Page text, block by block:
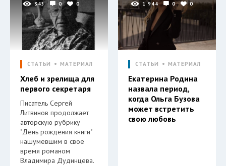
345 0 0
СТАТЬИ МАТЕРИАЛ
Хлеб и зрелища для
первого секретаря
Писатель Сергей
Литвинов продолжает
авторскую рубрику
"День рождения книги"
нашумевшим в свое
время романом
Владимира Дудинцева.
1 944 0 0
СТАТЬИ МАТЕРИАЛ
Екатерина Родина
назвала период,
когда Ольга Бузова
может встретить
свою любовь